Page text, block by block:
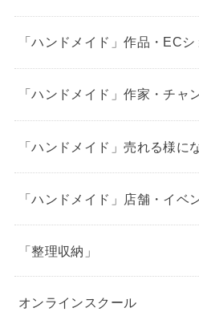
「ハンドメイド」作品・EC
「ハンドメイド」作家・チャ
「ハンドメイド」売れる様に
「ハンドメイド」店舗・イベ
「整理収納」
オンラインスクール